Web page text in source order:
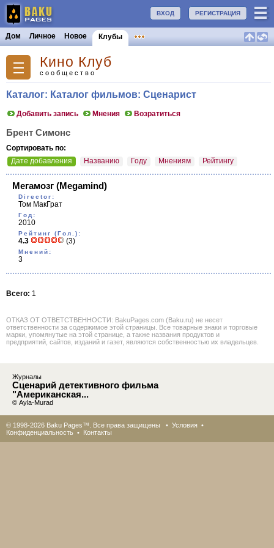
РЕГИСТРАЦИЯ
ВХОД
Дом Личное Новое Клубы
Кино Клуб
сообщество
Каталог: Каталог фильмов: Сценарист
Добавить запись Мнения Возратиться
Брент Симонс
Сортировать по:
Дате добавления
Названию Году Мнениям Рейтингу
Мегамозг (Megamind)
Director:
Том МакГрат
Год:
2010
Рейтинг (Гол.):
4.3 (3)
Мнений:
3
Всего: 1
ОТКАЗ ОТ ОТВЕТСТВЕННОСТИ: BakuPages.com (Baku.ru) не несет
ответственности за содержимое этой страницы. Все товарные знаки и торговые
марки, упомянутые на этой странице, а также названия продуктов и
предприятий, сайтов, изданий и газет, являются собственностью их владельцев.
Журналы
Сценарий детективного фильма
"Американская...
© Ayla-Murad
© 1998-2026 Baku Pages™. Все права защищены • Условия •
Конфиденциальность • Контакты